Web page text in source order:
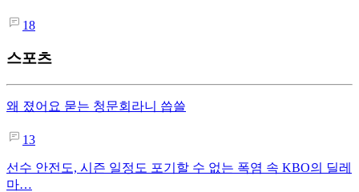
18
스포츠
왜 졌어요 묻는 청문회라니 씁쓸
13
선수 안전도, 시즌 일정도 포기할 수 없는 폭염 속 KBO의 딜레
마…